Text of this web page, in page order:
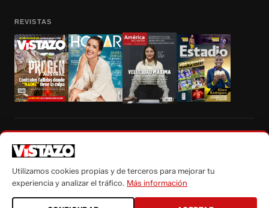
REVISTAS
autorización escrita de su titular, de todos los contenidos de Vistazo.com.
Utilizamos cookies propias y de terceros para mejorar tu
experiencia y analizar el tráfico. Más información